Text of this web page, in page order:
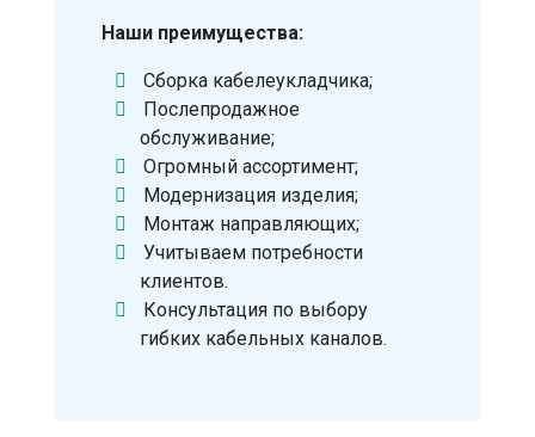
Наши преимущества:
Сборка кабелеукладчика;
Послепродажное
обслуживание;
Огромный ассортимент;
Модернизация изделия;
Монтаж направляющих;
Учитываем потребности
клиентов.
Консультация по выбору
гибких кабельных каналов.